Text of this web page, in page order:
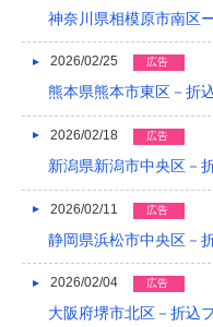
2020/04
2019/12
2019/08
2019/07
2019/05
神奈川県相模原市南区
2026/02/25 広告
熊本県熊本市東区－折
2026/02/18 広告
新潟県新潟市中央区－
2026/02/11 広告
静岡県浜松市中央区－
2026/02/04 広告
大阪府堺市北区－折込